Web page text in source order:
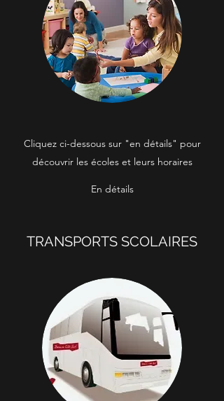
Cliquez ci-dessous sur "en détails" pour
découvrir les écoles et leurs horaires
En détails
TRANSPORTS SCOLAIRES